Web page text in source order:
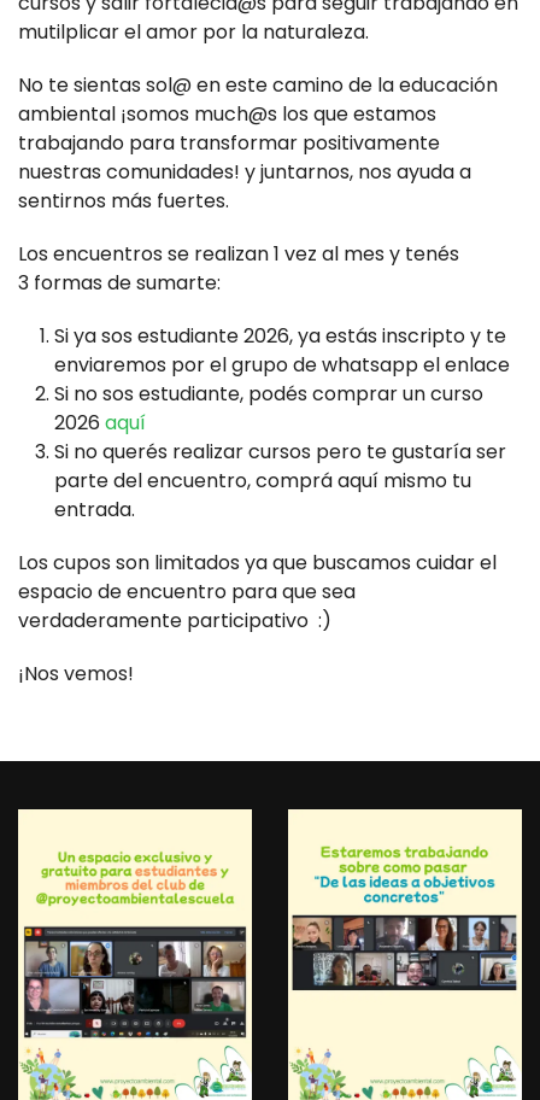
mutilplicar el amor por la naturaleza.
No te sientas sol@ en este camino de la educación
ambiental ¡somos much@s los que estamos
trabajando para transformar positivamente
nuestras comunidades! y juntarnos, nos ayuda a
sentirnos más fuertes.
Los encuentros se realizan 1 vez al mes y tenés
3 formas de sumarte:
Si ya sos estudiante 2026, ya estás inscripto y te
enviaremos por el grupo de whatsapp el enlace
Si no sos estudiante, podés comprar un curso
2026 aquí
Si no querés realizar cursos pero te gustaría ser
parte del encuentro, comprá aquí mismo tu
entrada.
Los cupos son limitados ya que buscamos cuidar el
espacio de encuentro para que sea
verdaderamente participativo :)
¡Nos vemos!